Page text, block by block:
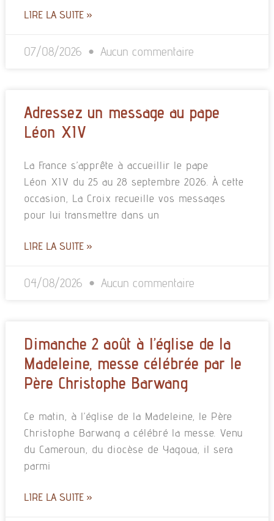
LIRE LA SUITE »
07/08/2026 Aucun commentaire
Adressez un message au pape
Léon XIV
La France s’apprête à accueillir le pape
Léon XIV du 25 au 28 septembre 2026. À cette
occasion, La Croix recueille vos messages
pour lui transmettre dans un
LIRE LA SUITE »
04/08/2026 Aucun commentaire
Dimanche 2 août à l’église de la
Madeleine, messe célébrée par le
Père Christophe Barwang
Ce matin, à l’église de la Madeleine, le Père
Christophe Barwang a célébré la messe. Venu
du Cameroun, du diocèse de Yagoua, il sera
parmi
LIRE LA SUITE »